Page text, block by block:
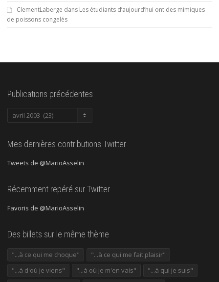
ClementLaberge dans Les étudiants d’aujourd’hui ont des mimiques
de poissons congelés
Publications précédentes
Publications
Mes dernières contributions Twitter
Tweets de @MarioAsselin
Récemment repéré sur Twitter
Favoris de @MarioAsselin
Des billets sur le même thème
"...à ce qui me choque"
"...à ce qui me fait plaisir"
"...à d'où je viens"
"...à où je m'en vais"
"...à qui je suis"